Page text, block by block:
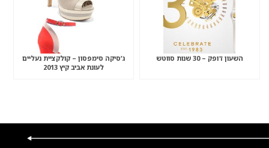
השעון דופק – 30 שנות סווטש
ג’סיקה סימפסון – קולקציית נעליים
לעונת אביב קיץ 2013